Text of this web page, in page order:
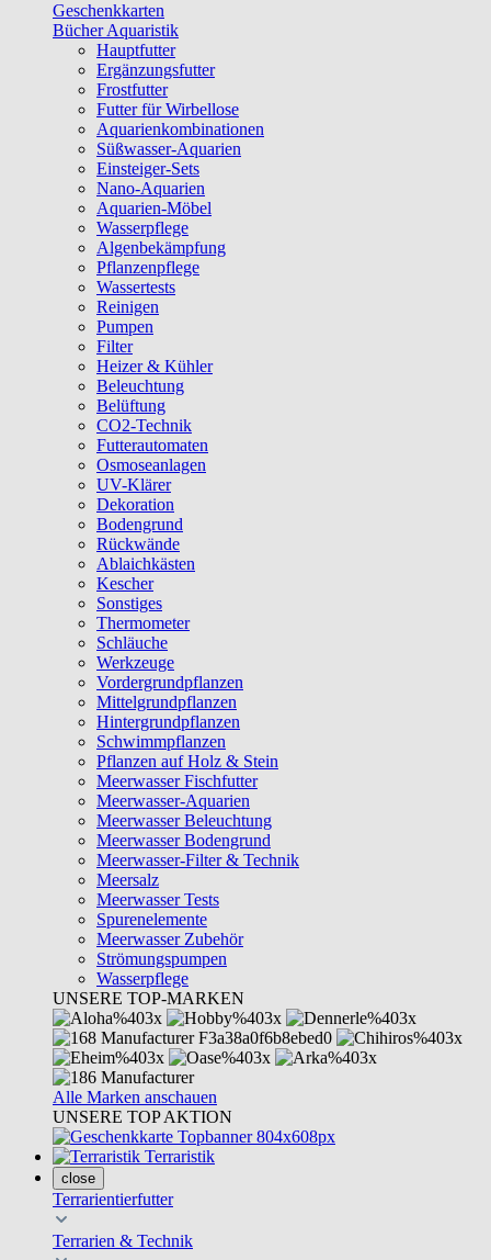
Geschenkkarten
Bücher Aquaristik
Hauptfutter
Ergänzungsfutter
Frostfutter
Futter für Wirbellose
Aquarienkombinationen
Süßwasser-Aquarien
Einsteiger-Sets
Nano-Aquarien
Aquarien-Möbel
Wasserpflege
Algenbekämpfung
Pflanzenpflege
Wassertests
Reinigen
Pumpen
Filter
Heizer & Kühler
Beleuchtung
Belüftung
CO2-Technik
Futterautomaten
Osmoseanlagen
UV-Klärer
Dekoration
Bodengrund
Rückwände
Ablaichkästen
Kescher
Sonstiges
Thermometer
Schläuche
Werkzeuge
Vordergrundpflanzen
Mittelgrundpflanzen
Hintergrundpflanzen
Schwimmpflanzen
Pflanzen auf Holz & Stein
Meerwasser Fischfutter
Meerwasser-Aquarien
Meerwasser Beleuchtung
Meerwasser Bodengrund
Meerwasser-Filter & Technik
Meersalz
Meerwasser Tests
Spurenelemente
Meerwasser Zubehör
Strömungspumpen
Wasserpflege
UNSERE TOP-MARKEN
Alle Marken anschauen
UNSERE TOP AKTION
Terraristik
close
Terrarientierfutter
Terrarien & Technik